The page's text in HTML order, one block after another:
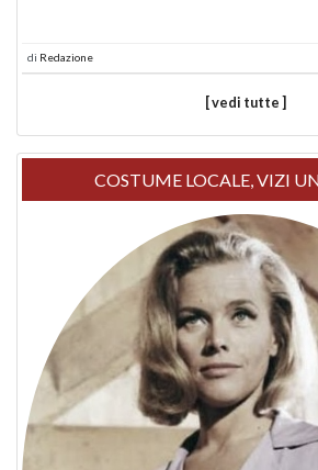
di Redazione
[ vedi tutte ]
COSTUME LOCALE, VIZI